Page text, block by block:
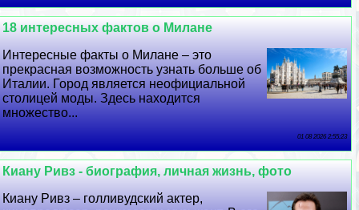
18 интересных фактов о Милане
Интересные факты о Милане – это
прекрасная возможность узнать больше об
Италии. Город является неофициальной
столицей моды. Здесь находится
множество...
01 08 2026 2:55:23
Киану Ривз - биография, личная жизнь, фото
Киану Ривз – голливудский актер,